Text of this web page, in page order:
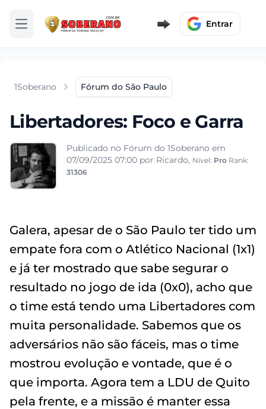
Abrir menu Entrar
1Soberano Fórum do São Paulo
Libertadores: Foco e Garra
Publicado no Fórum do 1Soberano em
07/09/2025 07:00 por Ricardo, Nível: Pro Rank:
31306
Galera, apesar de o São Paulo ter tido um
empate fora com o Atlético Nacional (1x1)
e já ter mostrado que sabe segurar o
resultado no jogo de ida (0x0), acho que
o time está tendo uma Libertadores com
muita personalidade. Sabemos que os
adversários não são fáceis, mas o time
mostrou evolução e vontade, que é o
que importa. Agora tem a LDU de Quito
pela frente, e a missão é manter essa